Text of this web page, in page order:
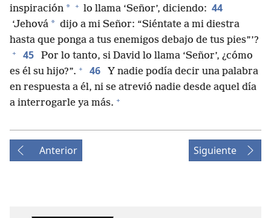
inspiración * + lo llama ‘Señor’, diciendo: 44
‘Jehová * dijo a mi Señor: “Siéntate a mi diestra
hasta que ponga a tus enemigos debajo de tus pies”’?
+ 45
Por lo tanto, si David lo llama ‘Señor’, ¿cómo
es él su hijo?”. + 46
Y nadie podía decir una palabra
en respuesta a él, ni se atrevió nadie desde aquel día
a interrogarle ya más. +
Anterior Siguiente